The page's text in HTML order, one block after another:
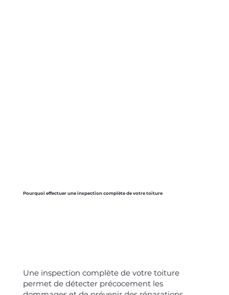
Pourquoi effectuer une inspection complète de votre toiture
Une inspection complète de votre toiture
permet de détecter précocement les